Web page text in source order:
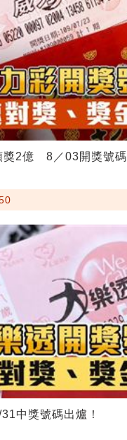
獎2億 8／03開獎號碼
中獎號碼出爐！